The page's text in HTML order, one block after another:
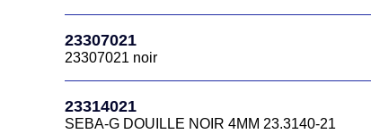
23307021
23307021 noir
23314021
SEBA-G DOUILLE NOIR 4MM 23.3140-21